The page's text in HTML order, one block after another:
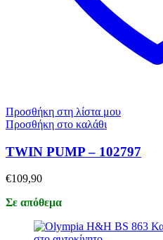
Προσθήκη στη λίστα μου
Προσθήκη στο καλάθι
TWIN PUMP – 102797
€109,90
Σε απόθεμα